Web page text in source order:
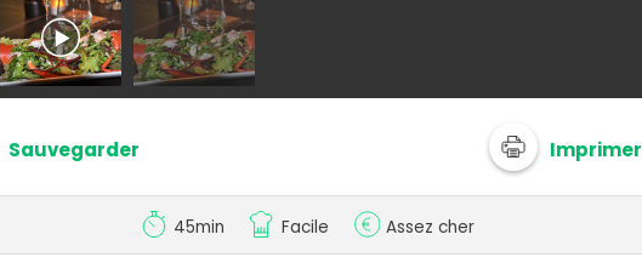
Sauvegarder Imprimer
45min Facile Assez cher